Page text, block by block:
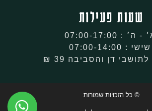
שעות פעילות
- ה׳ : 07:00-17:00
שישי : 07:00-14:00
דן והסביבה 39 ₪
© כל הזכויות שמורות